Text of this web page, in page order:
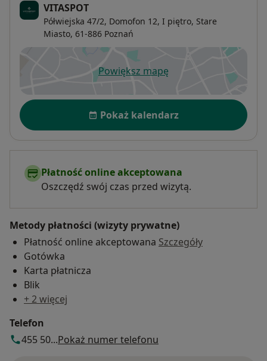
VITASPOT
Półwiejska 47/2, Domofon 12, I piętro, Stare
Miasto, 61-886 Poznań
Powiększ mapęotwiera się w nowej karcie
Dostępność
Pokaż kalendarz
Płatność online akceptowana
Oszczędź swój czas przed wizytą.
Metody płatności (wizyty prywatne)
Płatność online akceptowana Szczegóły
Gotówka
Karta płatnicza
Blik
+ 2 więcej
Telefon
455 50...Pokaż numer telefonu